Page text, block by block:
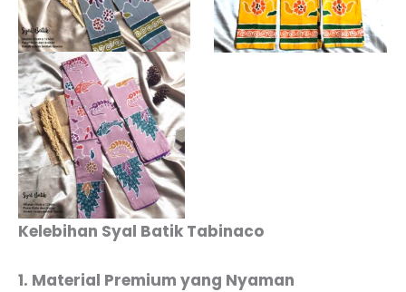
Kelebihan Syal Batik Tabinaco
1. Material Premium yang Nyaman